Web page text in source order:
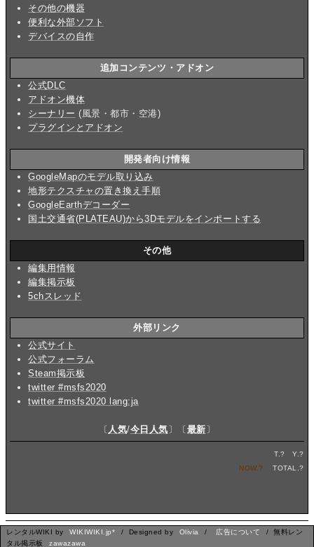
その他の機器
便利な外部ソフト
デバイスの自作
追加コンテンツ・アドオン
公式DLC
アドオン機体
シーナリー (風景・都市・空港)
プラグインとアドオン
開発者向け情報
GoogleMapのモデル取り込み
地形テクスチャの置き換え手順
GoogleEarthデコーダー
国土交通省(PLATEAU)から3Dモデルをインポートする
その他
編集用情報
編集掲示板
5chスレッド
外部リンク
公式サイト
公式フォーラム
Steam掲示板
twitter #msfs2020
twitter #msfs2020 lang:ja
〔 人気/今日人気 〕〔 最新 〕
T.? Y.?
NOW.? TOTAL.?
レンタルWIKI by WIKIWIKI.jp* / Designed by Olivia / 広告について
/ 無料レン
タル掲示板
zawazawa